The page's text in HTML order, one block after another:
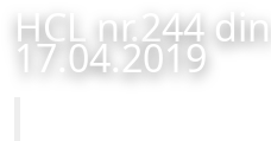
HCL nr.244
17.04.2019